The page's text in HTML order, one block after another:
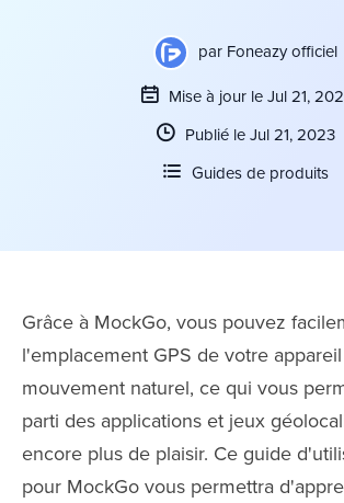
par Foneazy officiel
Mise à jour le Jul 21,
Publié le Jul 21, 2023
Guides de produits
Grâce à MockGo, vous pouvez
l'emplacement GPS de votre
mouvement naturel, ce qui vous
parti des applications et jeux
encore plus de plaisir. Ce guide
pour MockGo vous permettra